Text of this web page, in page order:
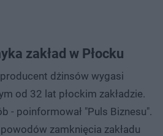
zakład w Płocku
dżinsów wygasi
od 32 lat płockim zakładzie.
- poinformował "Puls Biznesu".
zamknięcia zakładu